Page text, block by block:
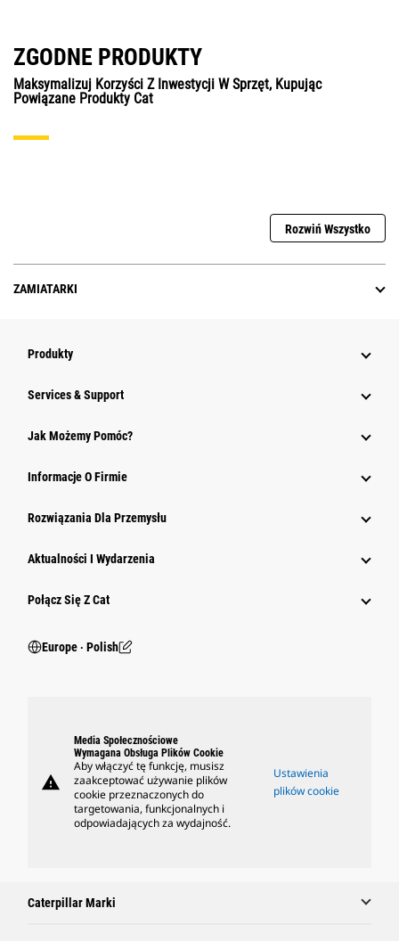
ZGODNE PRODUKTY
Maksymalizuj Korzyści Z Inwestycji W Sprzęt, Kupując
Powiązane Produkty Cat
Rozwiń Wszystko
ZAMIATARKI
Produkty
Services & Support
Jak Możemy Pomóc?
Informacje O Firmie
Rozwiązania Dla Przemysłu
Aktualności I Wydarzenia
Połącz Się Z Cat
Europe ‧ Polish
warning
Media Społecznościowe
Wymagana Obsługa Plików Cookie
Aby włączyć tę funkcję, musisz
zaakceptować używanie plików
cookie przeznaczonych do
targetowania, funkcjonalnych i
odpowiadających za wydajność.
Ustawienia
plików cookie
Caterpillar Marki